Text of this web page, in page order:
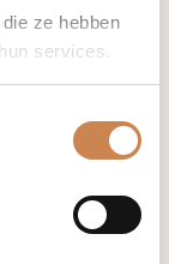
ze hebben
services.